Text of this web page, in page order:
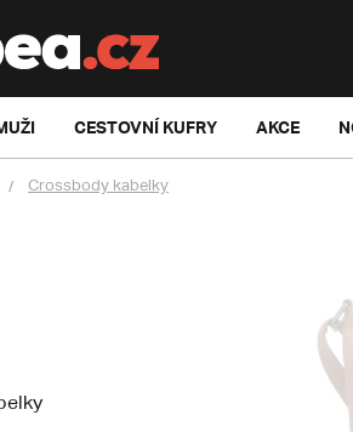
CESTOVNÍ KUFRY AKCE
Crossbody kabelky